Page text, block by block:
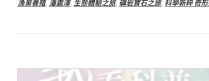
漁業養殖, 潘震澤, 生態體驗之旅, 礦岩寶石之旅, 科學新粹 奇